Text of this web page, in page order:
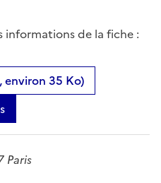
de la fiche :
environ 35 Ko)
Paris